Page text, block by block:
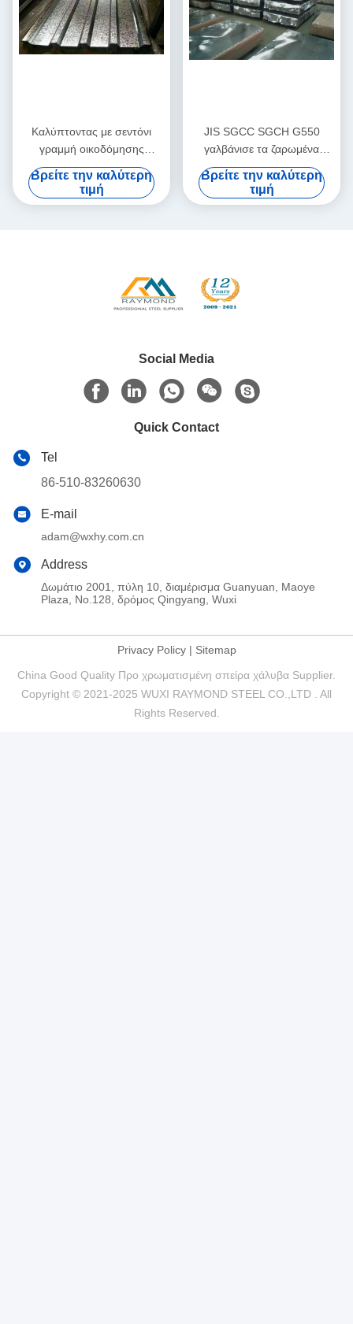
Καλύπτοντας με σεντόνι
γραμμή οικοδόμησης
κατοικίας δομών χάλυβα
φύλλων υλικού κατασκευής
σκεπής χάλυβα Jis G3302
Βρείτε την καλύτερη
τιμή
JIS SGCC SGCH G550
γαλβάνισε τα ζαρωμένα
φύλλα μετάλλων υλικού
κατασκευής σκεπής
ζαρωμένα φύλλο
Βρείτε την καλύτερη
τιμή
Social Media
Quick Contact
Tel
86-510-83260630
E-mail
adam@wxhy.com.cn
Address
Δωμάτιο 2001, πύλη 10, διαμέρισμα Guanyuan, Maoye
Plaza, No.128, δρόμος Qingyang, Wuxi
Privacy Policy| Sitemap
China Good Quality Προ χρωματισμένη σπείρα χάλυβα Supplier.
Copyright © 2021-2025 WUXI RAYMOND STEEL CO.,LTD . All
Rights Reserved.